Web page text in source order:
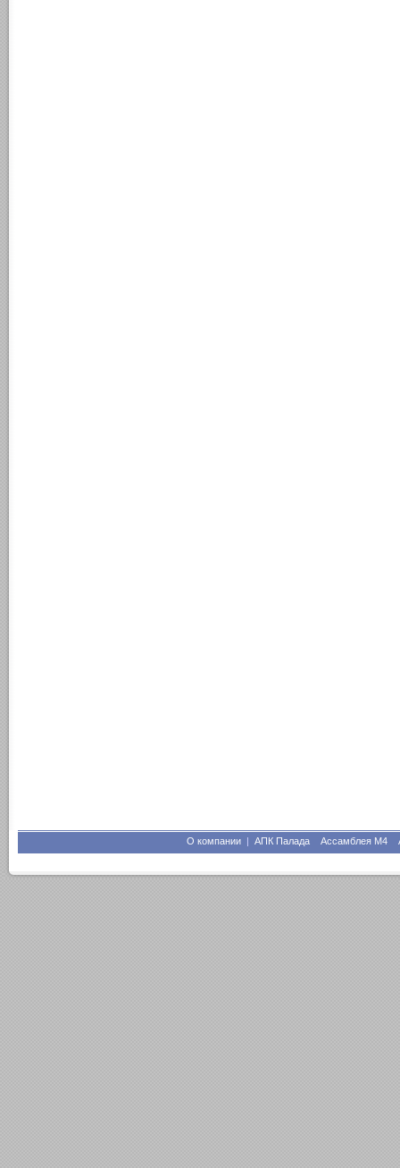
О компании | АПК Палада Ассамблея М4